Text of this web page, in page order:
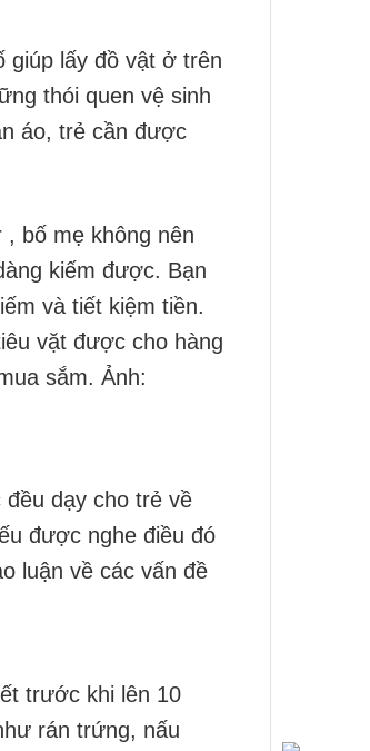
giúp lấy đồ vật ở trên
thói quen vệ sinh
áo, trẻ cần được
bố mẹ không nên
kiếm được. Bạn
và tiết kiệm tiền.
vặt được cho hàng
sắm. Ảnh:
dạy cho trẻ về
được nghe điều đó
luận về các vấn đề
trước khi lên 10
rán trứng, nấu